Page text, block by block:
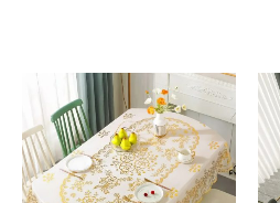
Plage
de
prix :
82,99€
à
92,99€